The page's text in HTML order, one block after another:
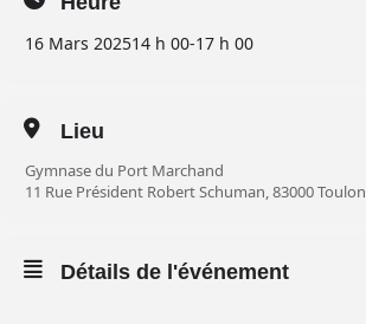
16 Mars 202514 h 00-17 h 00
Lieu
Gymnase du Port Marchand
11 Rue Président Robert Schuman, 83000 Toulon
Détails de l'événement